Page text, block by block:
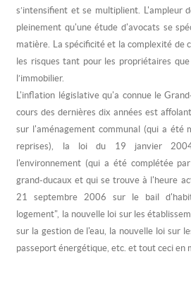
s’intensifient et se multiplient. L'ampleur
pleinement qu'une étude d'avocats se
matière. La spécificité et la complexité de
les risques tant pour les propriétaires
l’immobilier.
L'inflation législative qu'a connue le
cours des dernières dix années est
sur l'aménagement communal (qui a été
reprises), la loi du 19 janvier
l'environnement (qui a été complétée
grand-ducaux et qui se trouve à l'heure
21 septembre 2006 sur le bail
logement", la nouvelle loi sur les
sur la gestion de l'eau, la nouvelle loi sur
passeport énergétique, etc. et tout ceci en